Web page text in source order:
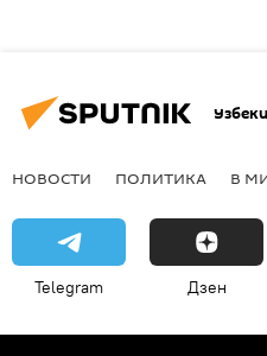
НОВОСТИ ПОЛИТИКА В
Telegram Дзен